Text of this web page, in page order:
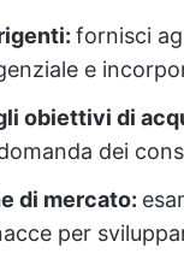
fornisci
e
obiettivi di
dei
di mercato:
per